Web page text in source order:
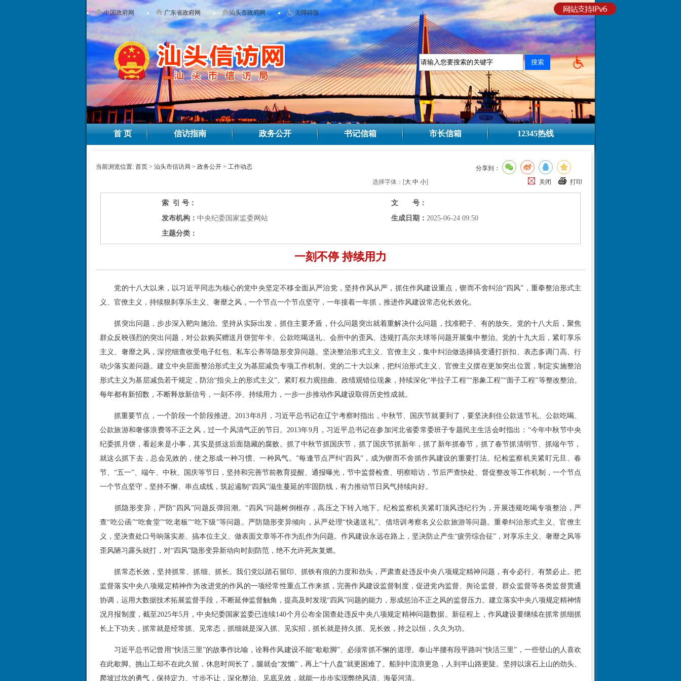
中国政府网 广东省政府网 汕头市政府网 无障碍版
首 页 信访指南 政务公开 书记信箱 市长信箱 12345热线
当前浏览位置: 首页 > 汕头市信访局 > 政务公开 > 工作动态
分享到：
选择字体：[大 中 小] 关闭 打印
索 引 号：
文 号：
发布机构： 中央纪委国家监委网站 生成日期： 2025-06-24 09:50
主题分类：
一刻不停 持续用力
党的十八大以来，以习近平同志为核心的党中央坚定不移全面从严治党，坚持作风从严，抓住作风建设重点，锲而不舍纠治“四风”，重拳整治形式主
义、官僚主义，持续狠刹享乐主义、奢靡之风，一个节点一个节点坚守，一年接着一年抓，推进作风建设常态化长效化。
抓突出问题，步步深入靶向施治。坚持从实际出发，抓住主要矛盾，什么问题突出就着重解决什么问题，找准靶子、有的放矢。党的十八大后，聚焦
群众反映强烈的突出问题，对公款购买赠送月饼贺年卡、公款吃喝送礼、会所中的歪风、违规打高尔夫球等问题开展集中整治。党的十九大后，紧盯享乐
主义、奢靡之风，深挖细查收受电子红包、私车公养等隐形变异问题。坚决整治形式主义、官僚主义，集中纠治做选择搞变通打折扣、表态多调门高、行
动少落实差问题。建立中央层面整治形式主义为基层减负专项工作机制。党的二十大以来，把纠治形式主义、官僚主义摆在更加突出位置，制定实施整治
形式主义为基层减负若干规定，防治“指尖上的形式主义”。紧盯权力观扭曲、政绩观错位现象，持续深化“半拉子工程”“形象工程”“面子工程”等整改整治。
每年都有新招数，不断释放新信号，一刻不停、持续用力，一步一步推动作风建设取得历史性成就。
抓重要节点，一个阶段一个阶段推进。2013年8月，习近平总书记在辽宁考察时指出，中秋节、国庆节就要到了，要坚决刹住公款送节礼、公款吃喝、
公款旅游和奢侈浪费等不正之风，过一个风清气正的节日。2013年9月，习近平总书记在参加河北省委常委班子专题民主生活会时指出：“今年中秋节中央
纪委抓月饼，看起来是小事，其实是抓这后面隐藏的腐败。抓了中秋节抓国庆节，抓了国庆节抓新年，抓了新年抓春节，抓了春节抓清明节、抓端午节，
就这么抓下去，总会见效的，使之形成一种习惯、一种风气。”每逢节点严纠“四风”，成为锲而不舍抓作风建设的重要打法。纪检监察机关紧盯元旦、春
节、“五一”、端午、中秋、国庆等节日，坚持和完善节前教育提醒、通报曝光，节中监督检查、明察暗访，节后严查快处、督促整改等工作机制，一个节点
一个节点坚守，坚持不懈、串点成线，筑起遏制“四风”滋生蔓延的牢固防线，有力推动节日风气持续向好。
抓隐形变异，严防“四风”问题反弹回潮。“四风”问题树倒根存，高压之下转入地下。纪检监察机关紧盯顶风违纪行为，开展违规吃喝专项整治，严
查“吃公函”“吃食堂”“吃老板”“吃下级”等问题。严防隐形变异倾向，从严处理“快递送礼”、借培训考察名义公款旅游等问题。重拳纠治形式主义、官僚主
义，坚决查处口号响落实差、搞本位主义、做表面文章等不作为乱作为问题。作风建设永远在路上，坚决防止产生“疲劳综合征”，对享乐主义、奢靡之风等
歪风陋习露头就打，对“四风”隐形变异新动向时刻防范，绝不允许死灰复燃。
抓常态长效，坚持抓常、抓细、抓长。我们党以踏石留印、抓铁有痕的力度和劲头，严肃查处违反中央八项规定精神问题，有令必行、有禁必止。把
监督落实中央八项规定精神作为改进党的作风的一项经常性重点工作来抓，完善作风建设监督制度，促进党内监督、舆论监督、群众监督等各类监督贯通
协调，运用大数据技术拓展监督手段，不断延伸监督触角，提高及时发现“四风”问题的能力，形成惩治不正之风的监督压力。建立落实中央八项规定精神情
况月报制度，截至2025年5月，中央纪委国家监委已连续140个月公布全国查处违反中央八项规定精神问题数据。新征程上，作风建设要继续在抓常抓细抓
长上下功夫，抓常就是经常抓、见常态，抓细就是深入抓、见实招，抓长就是持久抓、见长效，持之以恒，久久为功。
习近平总书记曾用“快活三里”的故事作比喻，诠释作风建设不能“歇歇脚”、必须常抓不懈的道理。泰山半腰有段平路叫“快活三里”，一些登山的人喜欢
在此歇脚。挑山工却不在此久留，休息时间长了，腿就会“发懒”，再上“十八盘”就更困难了。船到中流浪更急，人到半山路更陡。坚持以滚石上山的劲头、
爬坡过坎的勇气，保持定力、寸步不让，深化整治、见底见效，就能一步步实现弊绝风清、海晏河清。